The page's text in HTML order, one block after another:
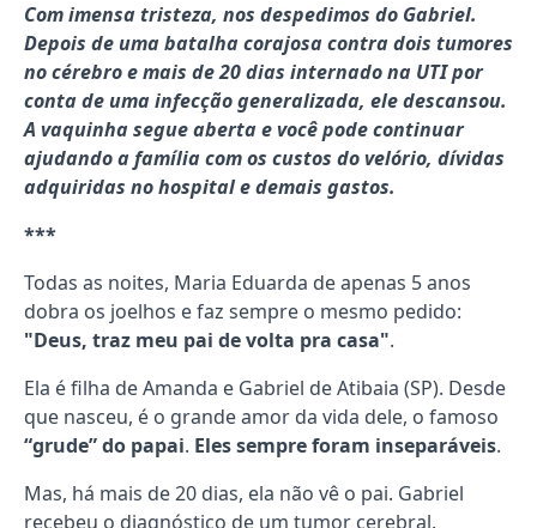
Com imensa tristeza, nos despedimos do Gabriel.
Depois de uma batalha corajosa contra dois tumores
no cérebro e mais de 20 dias internado na UTI por
conta de uma infecção generalizada, ele descansou.
A vaquinha segue aberta e você pode continuar
ajudando a família com os custos do velório, dívidas
adquiridas no hospital e demais gastos.
***
Todas as noites, Maria Eduarda de apenas 5 anos
dobra os joelhos e faz sempre o mesmo pedido:
"Deus, traz meu pai de volta pra casa".
Ela é filha de Amanda e Gabriel de Atibaia (SP). Desde
que nasceu, é o grande amor da vida dele, o famoso
“grude” do papai. Eles sempre foram inseparáveis.
Mas, há mais de 20 dias, ela não vê o pai. Gabriel
recebeu o diagnóstico de um tumor cerebral.